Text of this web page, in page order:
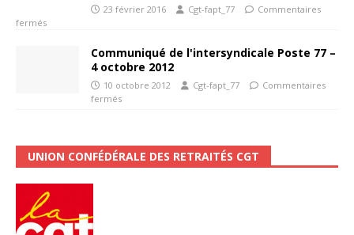
23 février 2016 Cgt-fapt_77
Commentaires
fermés
Communiqué de l'intersyndicale Poste 77 –
4 octobre 2012
10 octobre 2012 Cgt-fapt_77
Commentaires
fermés
UNION CONFÉDÉRALE DES RETRAITÉS CGT